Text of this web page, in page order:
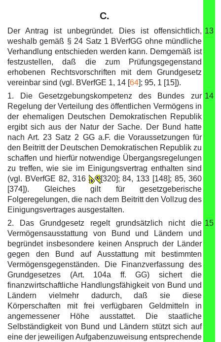
C.
Der Antrag ist unbegründet. Dies ist offensichtlich,
weshalb gemäß § 24 Satz 1 BVerfGG ohne mündliche
Verhandlung entschieden werden kann. Demgemäß ist
festzustellen, daß die zum Prüfungsgegenstand
erhobenen Rechtsvorschriften mit dem Grundgesetz
vereinbar sind (vgl. BVerfGE 1, 14 [64]; 95, 1 [15]).
13
1. Die Gesetzgebungskompetenz des Bundes zur
Regelung der Verteilung des öffentlichen Vermögens in
der ehemaligen Deutschen Demokratischen Republik
ergibt sich aus der Natur der Sache. Der Bund hatte
nach Art. 23 Satz 2 GG a.F. die Voraussetzungen für
den Beitritt der Deutschen Demokratischen Republik zu
schaffen und hierfür notwendige Übergangsregelungen
zu treffen, wie sie im Einigungsvertrag enthalten sind
(vgl. BVerfGE 82, 316
[320]; 84, 133 [148]; 85, 360
[374]). Gleiches gilt für gesetzgeberische
Folgeregelungen, die nach dem Beitritt den Vollzug des
Einigungsvertrages ausgestalten.
14
2. Das Grundgesetz regelt grundsätzlich nicht die
Vermögensausstattung von Bund und Ländern und
begründet insbesondere keinen Anspruch der Länder
gegen den Bund auf Ausstattung mit bestimmten
Vermögensgegenständen. Die Finanzverfassung des
Grundgesetzes (Art. 104a ff. GG) sichert die
finanzwirtschaftliche Handlungsfähigkeit von Bund und
Ländern vielmehr dadurch, daß sie diese
Körperschaften mit frei verfügbaren Geldmitteln in
angemessener Höhe ausstattet. Die staatliche
Selbständigkeit von Bund und Ländern stützt sich auf
eine der jeweiligen Aufgabenzuweisung entsprechende
15